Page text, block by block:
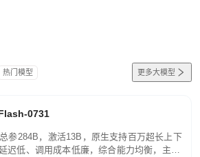
热门模型 更多大模型
0731
参284B，激活13B，原生支持百万超长上下
迟低、调用成本低廉，综合能力均衡，主打